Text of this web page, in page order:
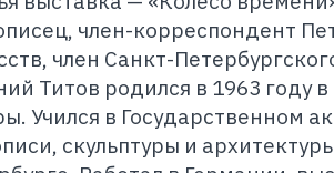
член-корреспондент
член Санкт-
Титов родился в 1963 году
Учился в Государственном
скульптуры и